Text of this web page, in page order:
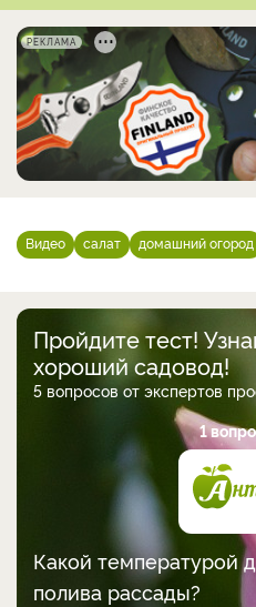
РЕКЛАМА
Видео салат домашний огород
Пройдите тест!
хороший садовод!
5 вопросов от экспертов
1
Какой температурой
полива рассады?